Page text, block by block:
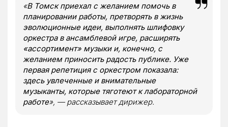
«В Томск приехал с желанием помочь в
планировании работы, претворять в жизнь
эволюционные идеи, выполнять шлифовку
оркестра в ансамблевой игре, расширять
«ассортимент» музыки и, конечно, с
желанием приносить радость публике. Уже
первая репетиция с оркестром показала:
здесь увлеченные и внимательные
музыканты, которые тяготеют к лабораторной
работе», — рассказывает дирижер.